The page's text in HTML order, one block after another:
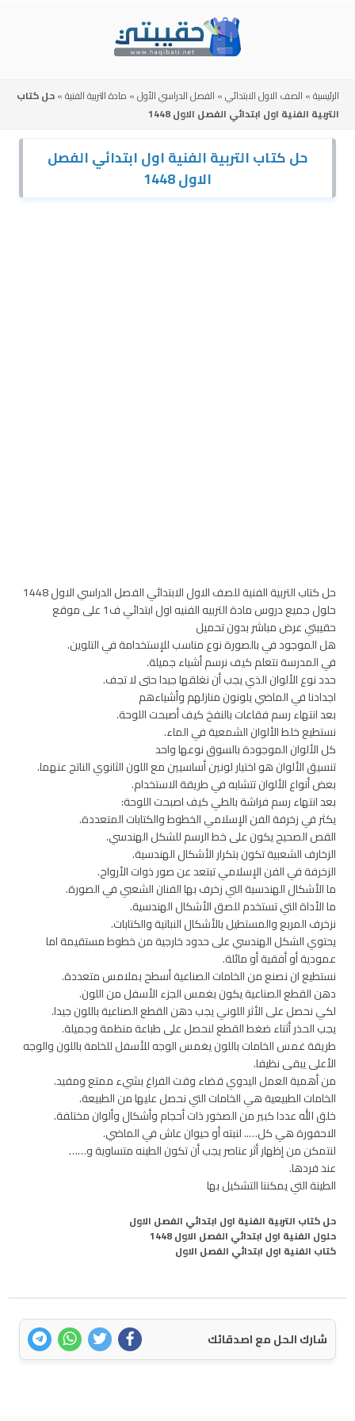
الرئيسية» الصف الاول الابتدائي» الفصل الدراسي الأول» مادة التربية الفنية»حل كتاب
التربية الفنية اول ابتدائي الفصل الاول 1448
حل كتاب التربية الفنية اول ابتدائي الفصل
الاول 1448
حل كتاب التربية الفنية للصف الاول الابتدائي الفصل الدراسي الاول 1448
حلول جميع دروس مادة التربيه الفنيه اول ابتدائي ف1 على موقع
حقيبتي عرض مباشر بدون تحميل
هل الموجود في بالصورة نوع مناسب للإستخدامة في التلوين.
في المدرسة نتعلم كيف نرسم أشياء جميلة.
حدد نوع الألوان الذي يجب أن نغلقها جيدا حتى لا تجف.
اجدادنا في الماضي يلونون منازلهم وأشياءهم
بعد انتهاء رسم فقاعات بالنفخ كيف أصبحت اللوحة.
نستطيع خلط الألوان الشمعية في الماء.
كل الألوان الموجودة بالسوق نوعها واحد
تنسيق الألوان هو اختيار لونين أساسيين مع اللون الثانوي الناتج عنهما.
بعض أنواع الألوان تتشابه في طريقة الاستخدام.
بعد انتهاء رسم فراشة بالطي كيف اصبحت اللوحة:
يكثر في زخرفة الفن الإسلامي الخطوط والكتابات المتعددة.
القص الصحيح يكون على خط الرسم للشكل الهندسي.
الزخارف الشعبية تكون بتكرار الأشكال الهندسية.
الزخرفة في الفن الإسلامي تبتعد عن صور ذوات الأرواح.
ما الأشكال الهندسية التي زخرف بها الفنان الشعبي في الصورة.
ما الأداة التي تستخدم للصق الأشكال الهندسية.
نزخرف المربع والمستطيل بالأشكال النباتية والكتابات.
يحتوي الشكل الهندسي على حدود خارجية من خطوط مستقيمة اما
عمودية أو أفقية أو مائلة.
نستطيع ان نصنع من الخامات الصناعية أسطح بملامس متعددة.
دهن القطع الصناعية يكون بغمس الجزء الأسفل من اللون.
لكي نحصل على الأثر اللوني يجب دهن القطع الصناعية باللون جيدا.
يجب الحذر أثناء ضغط القطع لنحصل على طباعة منظمة وجميلة.
طريقة غمس الخامات باللون يغمس الوجه للأسفل للخامة باللون والوجه
الأعلى يبقى نظيفا.
من أهمية العمل اليدوي قضاء وقت الفراغ بشيء ممتع ومفيد.
الخامات الطبيعية هي الخامات التي نحصل عليها من الطبيعة.
خلق الله عددا كبير من الصخور ذات أحجام وأشكال وألوان مختلفة.
الاحفورة هي كل….. لنبته أو حيوان عاش في الماضي.
لنتمكن من إظهار أثر عناصر يجب أن تكون الطينه متساوية و……
عند فردها.
الطينة التي يمكننا التشكيل بها
حل كتاب التربية الفنية اول ابتدائي الفصل الاول
حلول الفنية اول ابتدائي الفصل الاول 1448
كتاب الفنية اول ابتدائي الفصل الاول
شارك الحل مع اصدقائك